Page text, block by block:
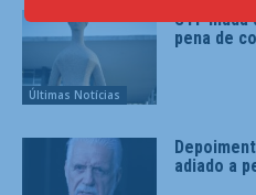
Últimas Notícias
STF
pena de
adiado a